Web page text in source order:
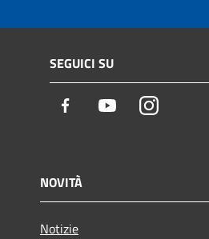
SEGUICI SU
Facebook YoutubeInstagram
NOVITÀ
Notizie